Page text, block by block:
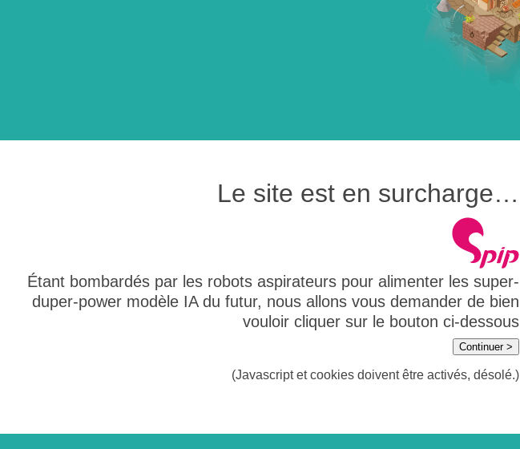
Le site est en surcharge…
Étant bombardés par les robots aspirateurs pour alimenter les super-
duper-power modèle IA du futur, nous allons vous demander de bien
vouloir cliquer sur le bouton ci-dessous
Continuer >
(Javascript et cookies doivent être activés, désolé.)